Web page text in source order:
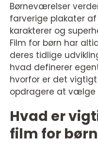
Børneværelser
farverige plakater af
karakterer og
Film for børn har
deres tidlige
hvad definerer
hvorfor er det
opdragere at vælge
Hvad er
film for